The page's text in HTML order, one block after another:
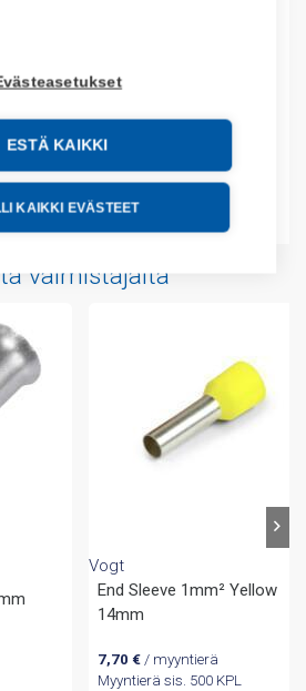
ESTÄ KAIKKI
KAIKKI EVÄSTEET
460212d
valmistajalta
Vogt
End Sleeve 1mm² Yellow
14mm
7,70 € / myyntierä
Myyntierä sis. 500 KPL